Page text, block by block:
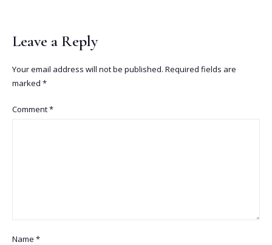
Leave a Reply
Your email address will not be published. Required fields are
marked *
Comment*
Name *